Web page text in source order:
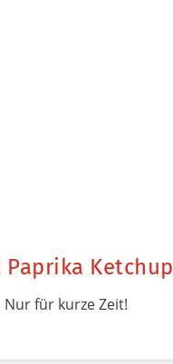
Paprika Ketchup
Nur für kurze Zeit!